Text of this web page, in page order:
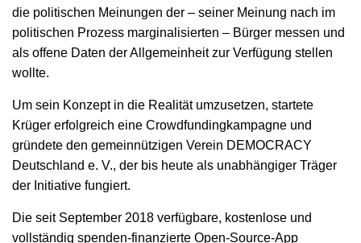
die politischen Meinungen der – seiner Meinung nach im
politischen Prozess marginalisierten – Bürger messen und
als offene Daten der Allgemeinheit zur Verfügung stellen
wollte.
Um sein Konzept in die Realität umzusetzen, startete
Krüger erfolgreich eine Crowdfundingkampagne und
gründete den gemeinnützigen Verein DEMOCRACY
Deutschland e. V., der bis heute als unabhängiger Träger
der Initiative fungiert.
Die seit September 2018 verfügbare, kostenlose und
vollständig spenden-finanzierte Open-Source-App